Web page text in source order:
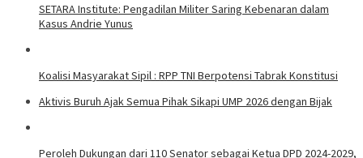
SETARA Institute: Pengadilan Militer Saring Kebenaran dalam
Kasus Andrie Yunus
Koalisi Masyarakat Sipil : RPP TNI Berpotensi Tabrak Konstitusi
Aktivis Buruh Ajak Semua Pihak Sikapi UMP 2026 dengan Bijak
Peroleh Dukungan dari 110 Senator sebagai Ketua DPD 2024-2029,